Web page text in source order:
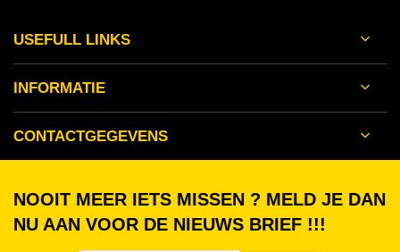
USEFULL LINKS
INFORMATIE
CONTACTGEGEVENS
NOOIT MEER IETS MISSEN ? MELD JE DAN
NU AAN VOOR DE NIEUWS BRIEF !!!